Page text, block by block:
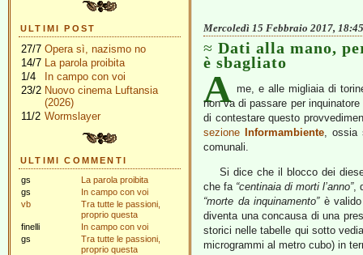
ULTIMI POST
27/7 Opera sì, nazismo no
14/7 La parola proibita
1/4
In campo con voi
23/2 Nuovo cinema Luftansia
(2026)
11/2 Wormslayer
ULTIMI COMMENTI
gs
La parola proibita
gs
In campo con voi
vb
Tra tutte le passioni,
proprio questa
finelli
In campo con voi
gs
Tra tutte le passioni,
proprio questa
Mercoledì 15 Febbraio 2017, 18:45
Dati alla mano,
è sbagliato
A me, e alle migliaia di
non va di passare per
di contestare questo
sezione
Informambiente, ossia
comunali.
Si dice che il blocco dei
che fa “centinaia di morti l’anno”,
“morte da inquinamento”è valido
diventa una concausa di una
storici nelle tabelle qui sotto
microgrammi al metro cubo) in